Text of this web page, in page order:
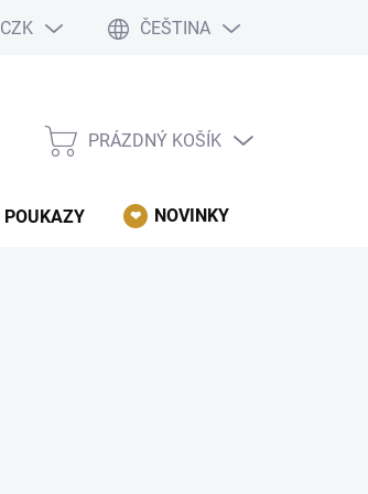
od kupní smlouvy. Podmínky ochrany
CZK ČEŠTINA
NÁKUPNÍ
PRÁZDNÝ KOŠÍK
POUKAZY NOVINKY